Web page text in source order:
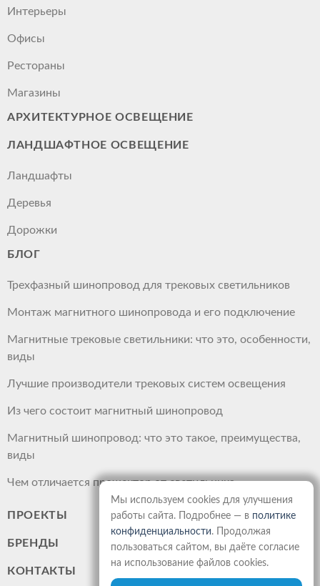
Интерьеры
Офисы
Рестораны
Магазины
АРХИТЕКТУРНОЕ ОСВЕЩЕНИЕ
ЛАНДШАФТНОЕ ОСВЕЩЕНИЕ
Ландшафты
Деревья
Дорожки
БЛОГ
Трехфазный шинопровод для трековых светильников
Монтаж магнитного шинопровода и его подключение
Магнитные трековые светильники: что это, особенности,
виды
Лучшие производители трековых систем освещения
Из чего состоит магнитный шинопровод
Магнитный шинопровод: что это такое, преимущества,
виды
Чем отличается прожектор от светильника
ПРОЕКТЫ
БРЕНДЫ
КОНТАКТЫ
Мы используем cookies для улучшения
работы сайта. Подробнее — в политике
конфиденциальности. Продолжая
пользоваться сайтом, вы даёте согласие
на использование файлов cookies.